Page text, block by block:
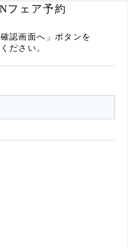
フェア予約
認画面へ」ボタンを
ださい。